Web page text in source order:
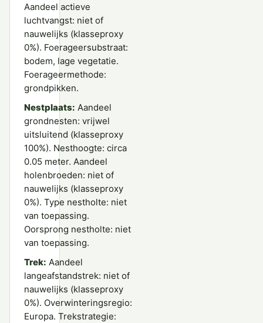
Aandeel actieve
luchtvangst: niet of
nauwelijks (klasseproxy
0%). Foerageersubstraat:
bodem, lage vegetatie.
Foerageermethode:
grondpikken.
Nestplaats: Aandeel
grondnesten: vrijwel
uitsluitend (klasseproxy
100%). Nesthoogte: circa
0.05 meter. Aandeel
holenbroeden: niet of
nauwelijks (klasseproxy
0%). Type nestholte: niet
van toepassing.
Oorsprong nestholte: niet
van toepassing.
Trek: Aandeel
langeafstandstrek: niet of
nauwelijks (klasseproxy
0%). Overwinteringsregio:
Europa. Trekstrategie: